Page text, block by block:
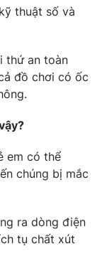
thuật số và
thứ an toàn
đồ chơi có ốc
em có thể
chúng bị mắc
ra dòng điện
tụ chất xút